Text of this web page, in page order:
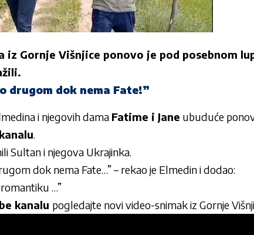
iz Gornje Višnjice ponovo je pod posebnom
drugom dok nema Fate!”
i njegovih dama Fatime i Jane ubuduće
.
Sultan i njegova Ukrajinka.
dok nema Fate…” – rekao je Elmedin i dodao:
…”
kanalu pogledajte novi video-snimak iz Gornje